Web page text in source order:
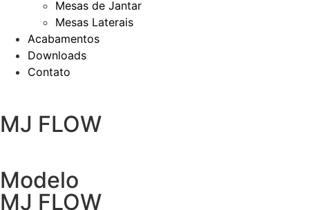
Mesas de Jantar
Mesas Laterais
Acabamentos
Downloads
Contato
MJ FLOW
Modelo
MJ FLOW